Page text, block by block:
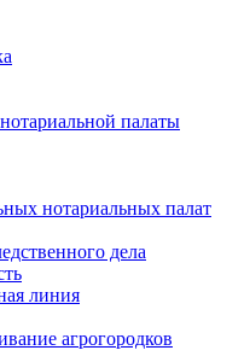
палаты
нотариальных палат
дела
линия
агрогородков